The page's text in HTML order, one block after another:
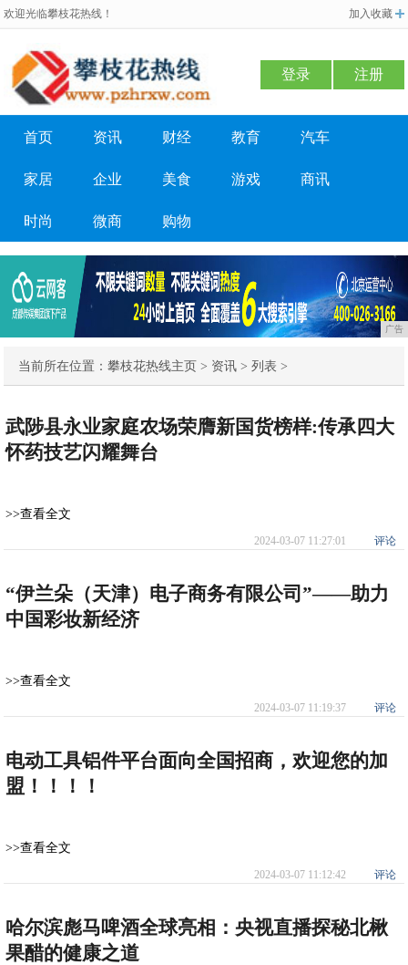
欢迎光临攀枝花热线！ 加入收藏
登录 注册
首页 资讯 财经 教育 汽车
家居 企业 美食 游戏 商讯
时尚 微商 购物
广告
当前所在位置：攀枝花热线主页 > 资讯 > 列表 >
武陟县永业家庭农场荣膺新国货榜样:传承四大
怀药技艺闪耀舞台
>>查看全文
2024-03-07 11:27:01 评论
“伊兰朵（天津）电子商务有限公司”——助力
中国彩妆新经济
>>查看全文
2024-03-07 11:19:37 评论
电动工具铝件平台面向全国招商，欢迎您的加
盟！！！！
>>查看全文
2024-03-07 11:12:42 评论
哈尔滨彪马啤酒全球亮相：央视直播探秘北楸
果醋的健康之道